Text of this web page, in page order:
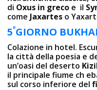
di Oxus in greco e il
come Jaxartes o
5ºGIORNO
Colazione in hotel.
la città della poesia e
un’oasi del deserto
il principale fiume ch
sul corso inferiore del